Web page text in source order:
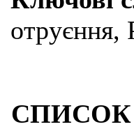
отруєння,
СПИСОК